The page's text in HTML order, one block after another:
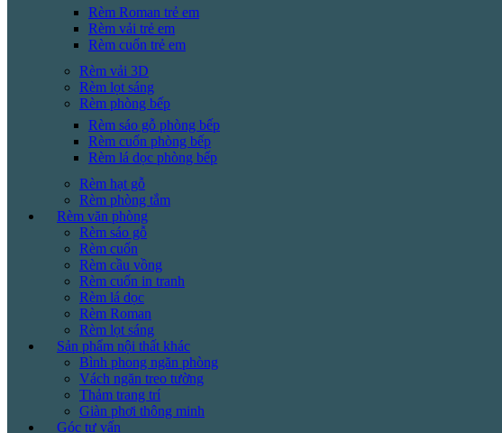
Rèm Roman trẻ em
Rèm vải trẻ em
Rèm cuốn trẻ em
Rèm vải 3D
Rèm lọt sáng
Rèm phòng bếp
Rèm sáo gỗ phòng bếp
Rèm cuốn phòng bếp
Rèm lá dọc phòng bếp
Rèm hạt gỗ
Rèm phòng tắm
Rèm văn phòng
Rèm sáo gỗ
Rèm cuốn
Rèm cầu vồng
Rèm cuốn in tranh
Rèm lá dọc
Rèm Roman
Rèm lọt sáng
Sản phẩm nội thất khác
Bình phong ngăn phòng
Vách ngăn treo tường
Thảm trang trí
Giàn phơi thông minh
Góc tư vấn